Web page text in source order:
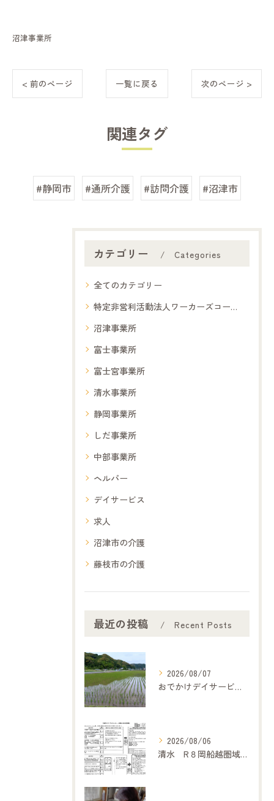
沼津事業所
< 前のページ 一覧に戻る 次のページ >
関連タグ
#静岡市 #通所介護 #訪問介護 #沼津市
カテゴリー Categories
全てのカテゴリー
特定非営利活動法人ワーカーズコープ夢コープ
沼津事業所
富士事業所
富士宮事業所
清水事業所
静岡事業所
しだ事業所
中部事業所
ヘルパー
デイサービス
求人
沼津市の介護
藤枝市の介護
最近の投稿 Recent Posts
2026/08/07
おでかけデイサービス夢コープいたです
2026/08/06
清水 R８岡船越圏域主任介護支援専門委員連絡会（7月２１日）に参加して